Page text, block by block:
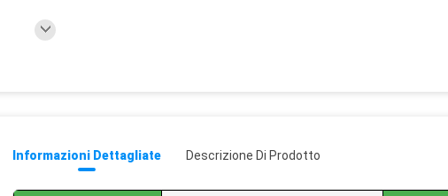
Informazioni Dettagliate Descrizione Di Prodotto